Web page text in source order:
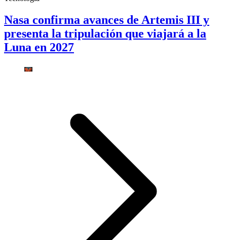
Nasa confirma avances de Artemis III y
presenta la tripulación que viajará a la
Luna en 2027